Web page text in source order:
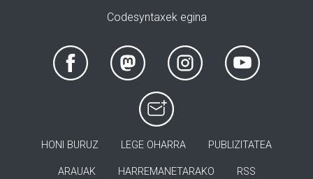
Codesyntaxek egina
HONI BURUZ LEGE OHARRA PUBLIZITATEA
ARAUAK HARREMANETARAKO RSS